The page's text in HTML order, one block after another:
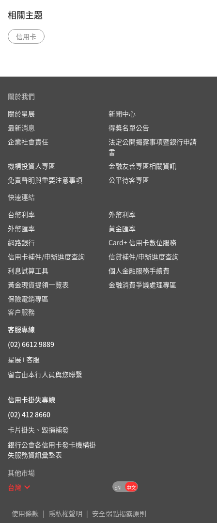
及PChome聯名紅利點數）兌換資格，所有未兌
換之紅利點數將自動失效：持卡人自行停用信用
卡、掛失卡片超過三個月未完成補發新卡手續、
卡其他約定事項之情況。此外，持卡人若有延遲
權利者，持卡人於繳清全部款項或信用卡使用權
利回復前，不得參加紅利點數兌換活動。
本行將於兌換後 2 週內自飛行積金、活利積分、
現金積點/現金紅利或PChome聯名紅利點數帳
戶，扣抵點數以兌換指定金額之愛心捐款，恕不
得要求領取現金方式退款，亦無法轉讓予其他卡
片。若帳上點數不足視為兌換失敗。
寄送捐款收據至您信用卡帳單地址。
您可透過以下網址查詢捐款機構相關資訊：
聯合勸募協會：unitedway.org.tw
喜憨兒社會福利基金會：c-are-us.org.tw
持卡人參與本活動後，不論原因終止信用卡時或
終止後，倘紅利點數為負數之情況，本行得以各
卡別對應之紅利點數兌換刷卡金的比例方式於持
卡人信用卡帳單收取等值金額。
相關主題
信用卡
關於我們
關於星展
新聞中心
最新消息
得獎名單公告
企業社會責任
法定公開揭露事項暨銀行申請
書
機構投資人專區
金融友善專區相關資訊
免責聲明與重要注意事項
公平待客專區
快速連結
台幣利率
外幣利率
外幣匯率
黃金匯率
網路銀行
Card+ 信用卡數位服務
信用卡補件/申辦進度查詢
信貸補件/申辦進度查詢
利息試算工具
個人金融服務手續費
黃金現貨提領一覽表
金融消費爭議處理專區
保險電銷專區
客户服務
客服專線
(02) 6612 9889
星展 i 客服
留言由本行人員與您聯繫
信用卡掛失專線
(02) 412 8660
卡片掛失、毀損補發
銀行公會各信用卡發卡機構掛
失服務資訊彙整表
其他市場
台灣
EN 中文
使用條款 隱私權聲明
安全弱點揭露原則